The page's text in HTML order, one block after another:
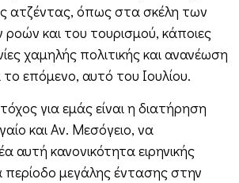
ατζέντας, όπως στα σκέλη των
και του τουρισμού, κάποιες
χαμηλής πολιτικής και ανανέωση
επόμενο, αυτό του Ιουλίου.
για εμάς είναι η διατήρηση
και Αν. Μεσόγειο, να
αυτή κανονικότητα ειρηνικής
περίοδο μεγάλης έντασης στην